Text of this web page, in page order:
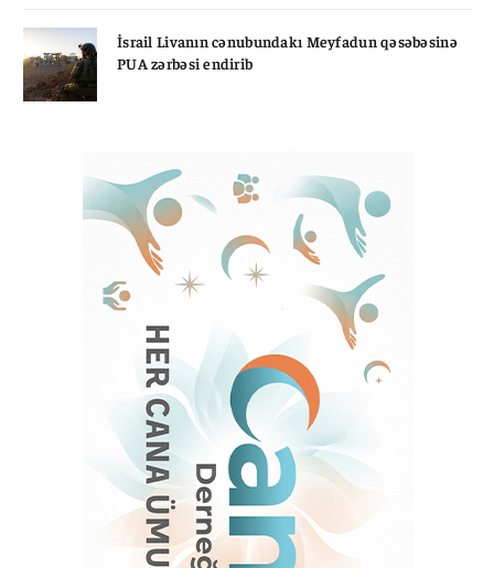
İsrail Livanın cənubundakı Meyfadun qəsəbəsinə
PUA zərbəsi endirib